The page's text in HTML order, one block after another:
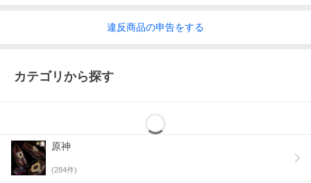
違反商品の申告をする
カテゴリから探す
原神
(284件)